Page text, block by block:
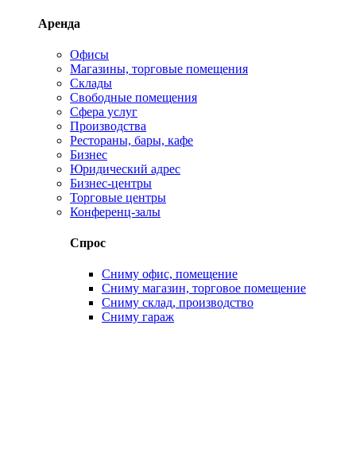
Аренда
Офисы
Магазины, торговые помещения
Склады
Свободные помещения
Сфера услуг
Производства
Рестораны, бары, кафе
Бизнес
Юридический адрес
Бизнес-центры
Торговые центры
Конференц-залы
Спрос
Сниму офис, помещение
Сниму магазин, торговое помещение
Сниму склад, производство
Сниму гараж